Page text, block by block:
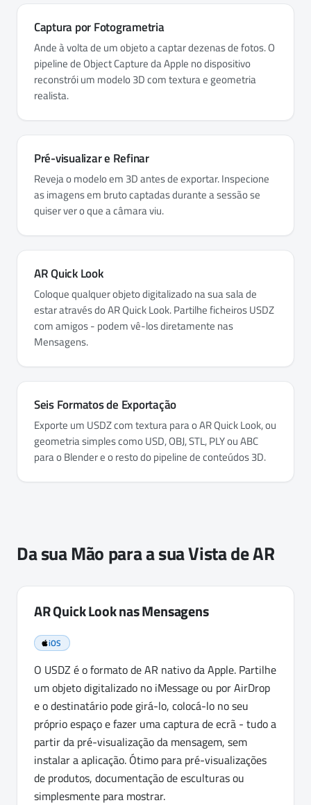
Captura por Fotogrametria
Ande à volta de um objeto a captar dezenas de fotos. O
pipeline de Object Capture da Apple no dispositivo
reconstrói um modelo 3D com textura e geometria
realista.
Pré-visualizar e Refinar
Reveja o modelo em 3D antes de exportar. Inspecione
as imagens em bruto captadas durante a sessão se
quiser ver o que a câmara viu.
AR Quick Look
Coloque qualquer objeto digitalizado na sua sala de
estar através do AR Quick Look. Partilhe ficheiros USDZ
com amigos - podem vê-los diretamente nas
Mensagens.
Seis Formatos de Exportação
Exporte um USDZ com textura para o AR Quick Look, ou
geometria simples como USD, OBJ, STL, PLY ou ABC
para o Blender e o resto do pipeline de conteúdos 3D.
Da sua Mão para a sua Vista de AR
AR Quick Look nas Mensagens
iOS
O USDZ é o formato de AR nativo da Apple. Partilhe
um objeto digitalizado no iMessage ou por AirDrop
e o destinatário pode girá-lo, colocá-lo no seu
próprio espaço e fazer uma captura de ecrã - tudo a
partir da pré-visualização da mensagem, sem
instalar a aplicação. Ótimo para pré-visualizações
de produtos, documentação de esculturas ou
simplesmente para mostrar.